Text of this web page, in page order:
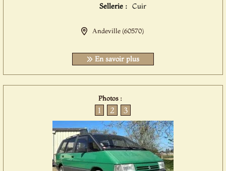
Sellerie : Cuir
Andeville (60570)
En savoir plus
Photos :
1 2 3